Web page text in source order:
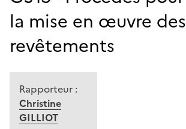
la mise en œuvre des
revêtements
Rapporteur :
Christine
GILLIOT